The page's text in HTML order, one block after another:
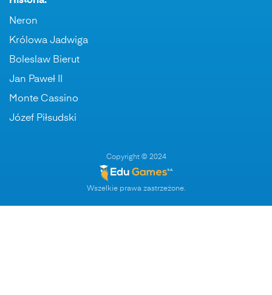
Neron
Królowa Jadwiga
Boleslaw Bierut
Jan Paweł II
Monte Cassino
Józef Piłsudski
Copyright © 2024
Wszelkie prawa zastrzeżone.